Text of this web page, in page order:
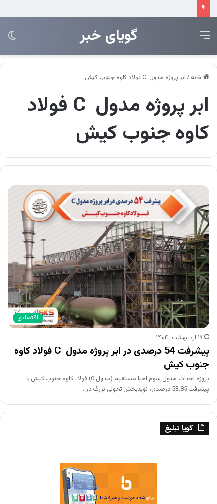
‌‌‌گویای خبر منو
خانه / ابر پروژه مدول C فولاد کاوه جنوب کیش
ابر پروژه مدول C فولاد
کاوه جنوب کیش
اقتصادی
۱۷ اردیبهشت , ۱۴۰۴
پیشرفت 54 درصدی در ابر پروژه مدول C فولاد کاوه
جنوب کیش
پروژه احداث مدول سوم احیا مستقیم (مدول C) فولاد کاوه جنوب کیش با
پیشرفت 53.85 درصدی، نویدبخش تحولی بزرگ در…
گویا تبلیغ